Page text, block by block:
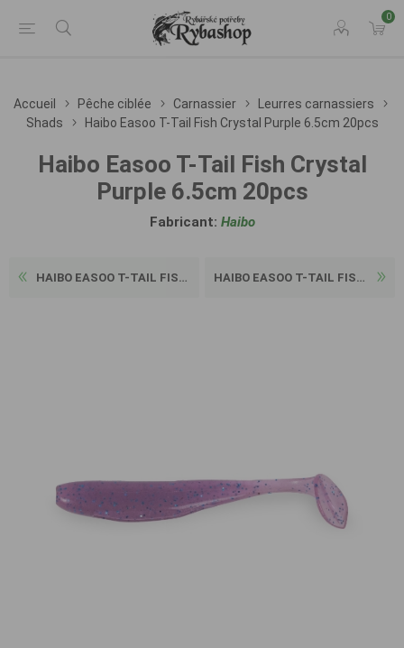
0
Accueil Pêche ciblée Carnassier
Leurres carnassiers
Shads
Haibo Easoo T-Tail Fish Crystal Purple 6.5cm 20pcs
Haibo Easoo T-Tail Fish Crystal
Purple 6.5cm 20pcs
Fabricant: Haibo
HAIBO EASOO T-TAIL FISH CRY... HAIBO EASOO T-TAIL FISH CRY...